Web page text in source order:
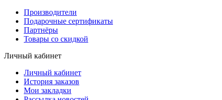
Производители
Подарочные сертификаты
Партнёры
Товары со скидкой
Личный кабинет
Личный кабинет
История заказов
Мои закладки